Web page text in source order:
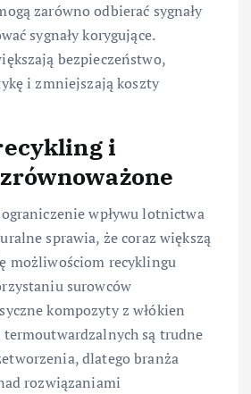
zarówno odbierać sygnały
sygnały korygujące.
bezpieczeństwo,
i zmniejszają koszty
i
wpływu lotnictwa
sprawia, że coraz większą
możliwościom recyklingu
surowców
kompozyty z włókien
są trudne
dlatego branża
rozwiązaniami